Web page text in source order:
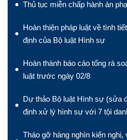
Thủ tục miễn chấp hành án
Hoàn thiện pháp luật về tình
định của Bộ luật Hình sự
Hoàn thành báo cáo tổng rà
luật trước ngày 02/8
Dự thảo Bộ luật Hình sự (sửa
định xử lý hình sự với 7 tội
Tháo gỡ hàng nghìn kiến